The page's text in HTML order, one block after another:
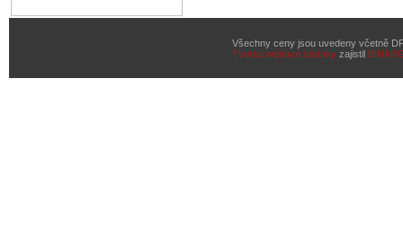
Všechny ceny jsou uvedeny včetně
Tvorbu webové stránkyzajistil